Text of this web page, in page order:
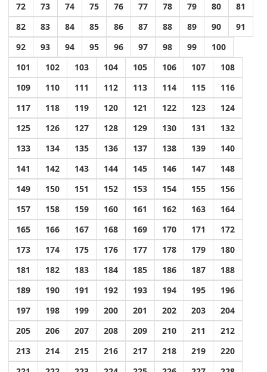
72
73 74 75 76 77 78 79 80
81
82
83 84 85 86 87 88 89 90
91
92
93 94 95 96 97 98 99
100
101
102 103 104 105 106 107
108
109
110 111 112 113 114 115
116
117
118 119 120 121 122 123
124
125
126 127 128 129 130 131
132
133
134 135 136 137 138 139
140
141
142 143 144 145 146 147
148
149
150 151 152 153 154 155
156
157
158 159 160 161 162 163
164
165
166 167 168 169 170 171
172
173
174 175 176 177 178 179
180
181
182 183 184 185 186 187
188
189
190 191 192 193 194 195
196
197
198 199 200 201 202 203
204
205
206 207 208 209 210 211
212
213
214 215 216 217 218 219
220